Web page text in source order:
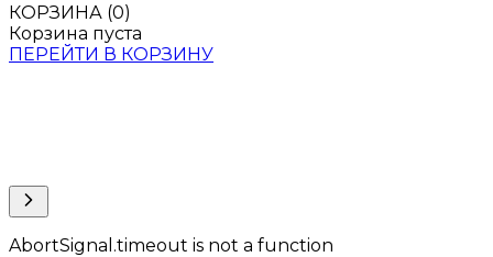
КОРЗИНА (0)
Корзина пуста
ПЕРЕЙТИ В КОРЗИНУ
AbortSignal.timeout is not a function